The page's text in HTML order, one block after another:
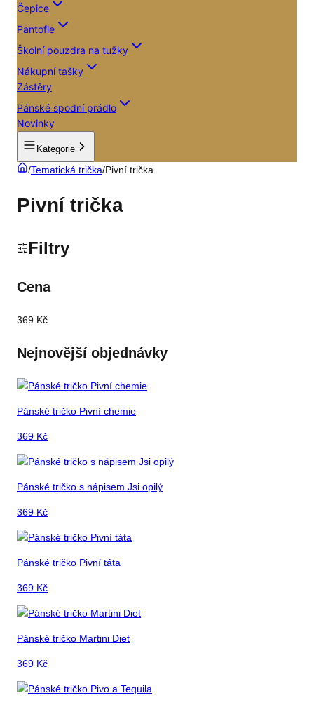
Čepice
Pantofle
Školní pouzdra na tužky
Nákupní tašky
Zástěry
Pánské spodní prádlo
Novinky
Kategorie
/Tematická trička/Pivní trička
Pivní trička
Filtry
Cena
369 Kč
Nejnovější objednávky
Pánské tričko Pivní chemie
369 Kč
Pánské tričko s nápisem Jsi opilý
369 Kč
Pánské tričko Pivní táta
369 Kč
Pánské tričko Martini Diet
369 Kč